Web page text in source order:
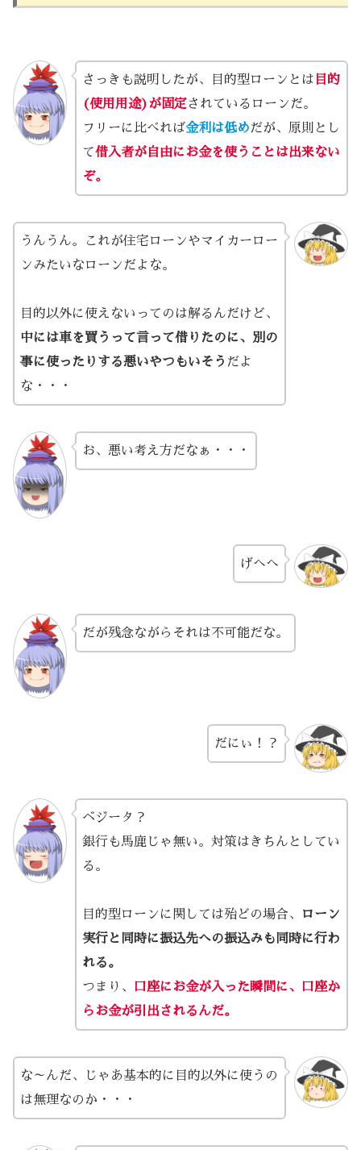
さっきも説明したが、目的型ローンとは 目的
(使用用途)が固定されているローンだ。
フリーに比べれば金利は低めだが、原則とし
て借入者が自由にお金を使うことは出来ない
ぞ。
うんうん。これが住宅ローンやマイカーロー
ンみたいなローンだよな。
目的以外に使えないってのは解るんだけど、
中には車を買うって言って借りたのに、別の
事に使ったりする悪いやつもいそう だよ
な・・・
お、悪い考え方だなぁ・・・
げへへ
だが残念ながらそれは不可能だな。
だにぃ！？
ベジータ？
銀行も馬鹿じゃ無い。対策はきちんとしてい
る。
目的型ローンに関しては殆どの場合、
ローン
実行と同時に振込先への振込みも同時に行わ
れる。
つまり、
口座にお金が入った瞬間に、口座か
らお金が引出されるんだ。
な～んだ、じゃあ基本的に目的以外に使うの
は無理なのか・・・